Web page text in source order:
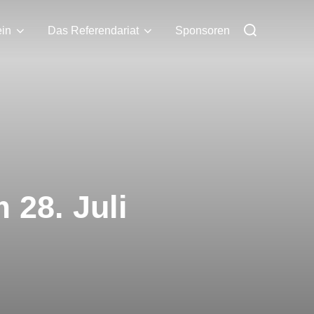
Das Referendariat Sponsoren
Suchen
nach:
28. Juli